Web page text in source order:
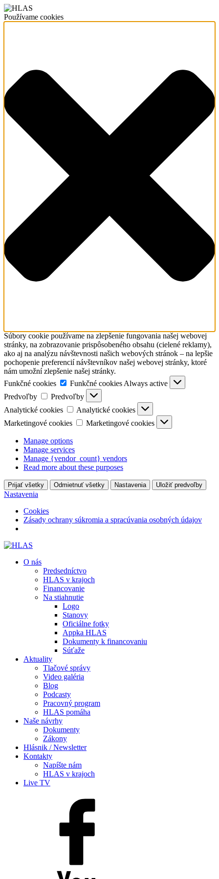
Používame cookies
Súbory cookie používame na zlepšenie fungovania našej webovej
stránky, na zobrazovanie prispôsobeného obsahu (cielené reklamy),
ako aj na analýzu návštevnosti našich webových stránok – na lepšie
pochopenie preferencií návštevníkov našej webovej stránky, ktoré
nám umožní zlepšenie našej stránky.
Funkčné cookies
Funkčné cookies Always active
Predvoľby
Predvoľby
Analytické cookies
Analytické cookies
Marketingové cookies
Marketingové cookies
Manage options
Manage services
Manage {vendor_count} vendors
Read more about these purposes
Prijať všetky Odmietnuť všetky Nastavenia Uložiť predvoľby
Nastavenia
Cookies
Zásady ochrany súkromia a spracúvania osobných údajov
O nás
Predsedníctvo
HLAS v krajoch
Financovanie
Na stiahnutie
Logo
Stanovy
Oficiálne fotky
Appka HLAS
Dokumenty k financovaniu
Súťaže
Aktuality
Tlačové správy
Video galéria
Blog
Podcasty
Pracovný program
HLAS pomáha
Naše návrhy
Dokumenty
Zákony
Hlásnik / Newsletter
Kontakty
Napíšte nám
HLAS v krajoch
Live TV